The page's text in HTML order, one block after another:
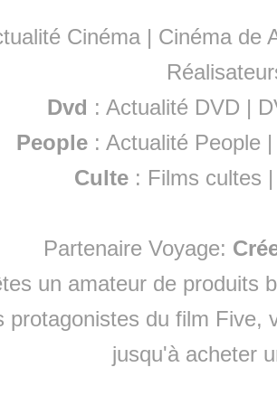
Cinéma | Cinéma de
Dvd : Actualité DVD |
People :Actualité People
Culte : Films cultes
Partenaire Voyage:
un amateur de produits
protagonistes du film Five,
jusqu'à acheter